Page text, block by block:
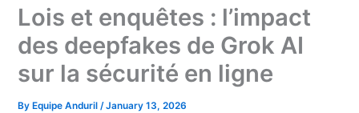
Lois et enquêtes : l’impact
des deepfakes de Grok AI
sur la sécurité en ligne
By Equipe Anduril/January 13, 2026